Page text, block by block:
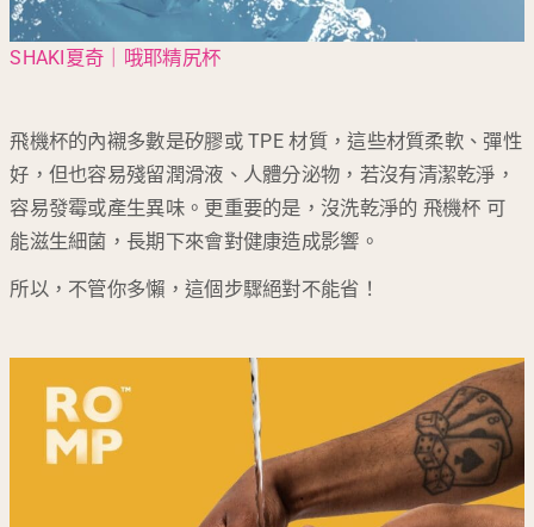
SHAKI夏奇｜哦耶精尻杯
飛機杯的內襯多數是矽膠或 TPE 材質，這些材質柔軟、彈性
好，但也容易殘留潤滑液、人體分泌物，若沒有清潔乾淨，
容易發霉或產生異味。更重要的是，沒洗乾淨的 飛機杯 可
能滋生細菌，長期下來會對健康造成影響。
所以，不管你多懶，這個步驟絕對不能省！